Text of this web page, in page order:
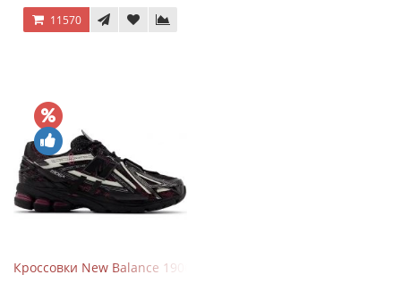
11570
Кроссовки New Balance 1906A Dragon Berry